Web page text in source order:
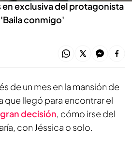
en exclusiva del protagonista
conmigo'
de un mes en la mansión de
que llegó para encontrar el
decisión, cómo irse del
con Jéssica o solo.